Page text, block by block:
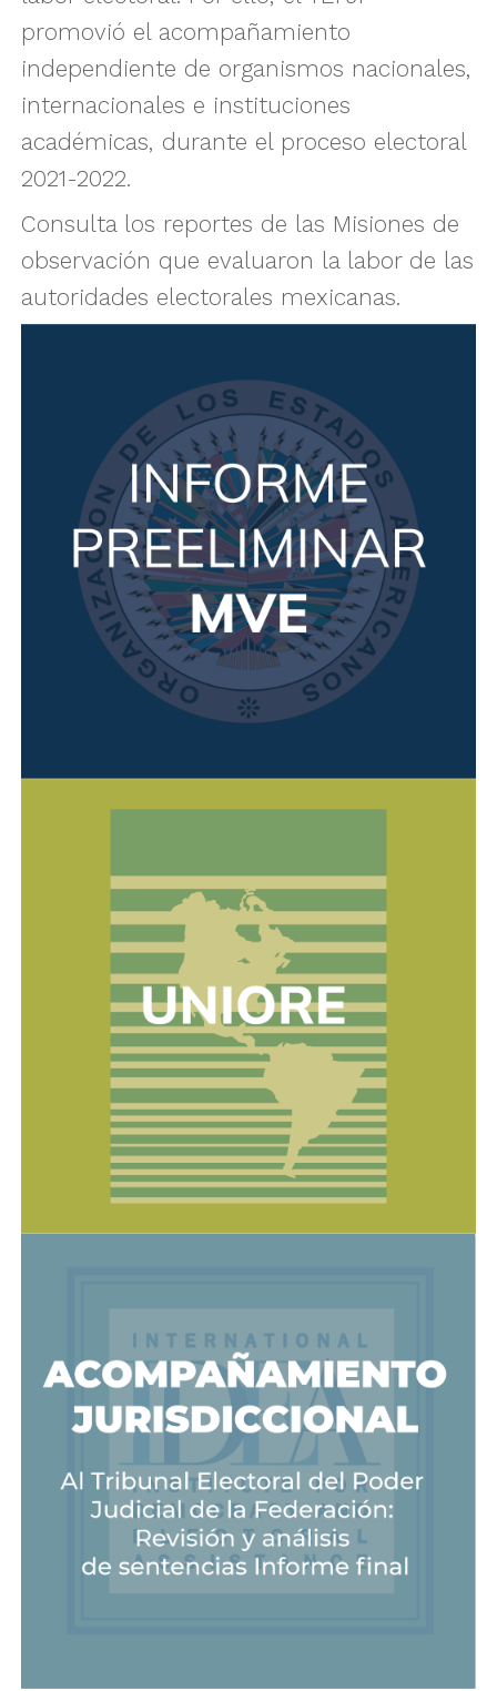
promovió el acompañamiento
independiente de organismos nacionales,
internacionales e instituciones
académicas, durante el proceso electoral
2021-2022.
Consulta los reportes de las Misiones de
observación que evaluaron la labor de las
autoridades electorales mexicanas.